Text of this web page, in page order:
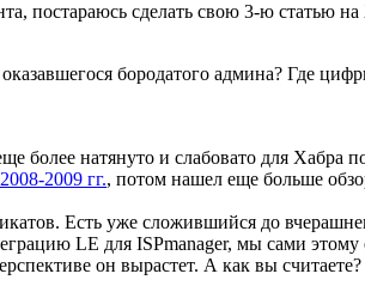
постараюсь сделать свою 3-ю статью
бородатого админа? Где
более натянуто и слабовато для Хабра
2009 гг., потом нашел еще больше
Есть уже сложившийся до
LE для ISPmanager, мы сами
он вырастет. А как вы считаете?